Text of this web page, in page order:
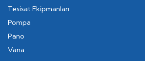
Tesisat Ekipmanları
Pompa
Pano
Vana